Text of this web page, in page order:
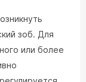
зоб. Для
или более